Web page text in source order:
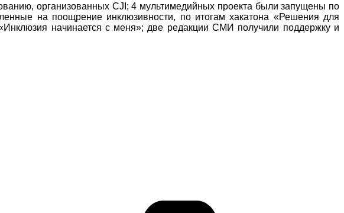
организованных CJI; 4 мультимедийных проекта были запущены по
на поощрение инклюзивности, по итогам хакатона «Решения для
начинается с меня»; две редакции СМИ получили поддержку и